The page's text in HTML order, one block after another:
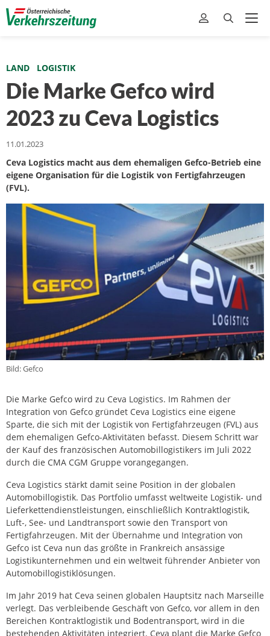
LAND LOGISTIK
Die Marke Gefco wird
2023 zu Ceva Logistics
11.01.2023
Ceva Logistics macht aus dem ehemaligen Gefco-Betrieb eine
eigene Organisation für die Logistik von Fertigfahrzeugen
(FVL).
Bild: Gefco
Die Marke Gefco wird zu Ceva Logistics. Im Rahmen der
Integration von Gefco gründet Ceva Logistics eine eigene
Sparte, die sich mit der Logistik von Fertigfahrzeugen (FVL) aus
dem ehemaligen Gefco-Aktivitäten befasst. Diesem Schritt war
der Kauf des französischen Automobillogistikers im Juli 2022
durch die CMA CGM Gruppe vorangegangen.
Ceva Logistics stärkt damit seine Position in der globalen
Automobillogistik. Das Portfolio umfasst weltweite Logistik- und
Lieferkettendienstleistungen, einschließlich Kontraktlogistik,
Luft-, See- und Landtransport sowie den Transport von
Fertigfahrzeugen. Mit der Übernahme und Integration von
Gefco ist Ceva nun das größte in Frankreich ansässige
Logistikunternehmen und ein weltweit führender Anbieter von
Automobillogistiklösungen.
Im Jahr 2019 hat Ceva seinen globalen Hauptsitz nach Marseille
verlegt. Das verbleibende Geschäft von Gefco, vor allem in den
Bereichen Kontraktlogistik und Bodentransport, wird in die
bestehenden Aktivitäten integriert. Ceva plant die Marke Gefco